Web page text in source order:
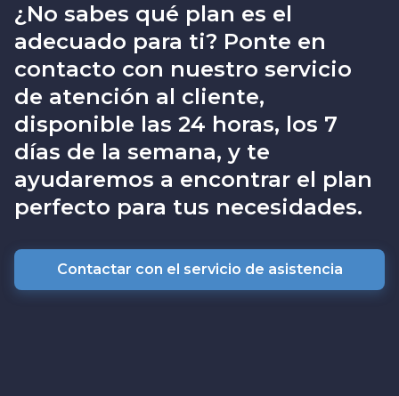
¿No sabes qué plan es el
adecuado para ti? Ponte en
contacto con nuestro servicio
de atención al cliente,
disponible las 24 horas, los 7
días de la semana, y te
ayudaremos a encontrar el plan
perfecto para tus necesidades.
Contactar con el servicio de asistencia